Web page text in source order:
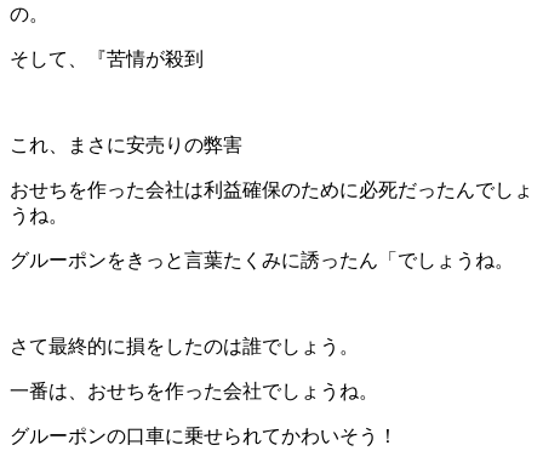
の。
そして、『苦情が殺到
これ、まさに安売りの弊害
おせちを作った会社は利益確保のために必死だったんでしょ
うね。
グルーポンをきっと言葉たくみに誘ったん「でしょうね。
さて最終的に損をしたのは誰でしょう。
一番は、おせちを作った会社でしょうね。
グルーポンの口車に乗せられてかわいそう！